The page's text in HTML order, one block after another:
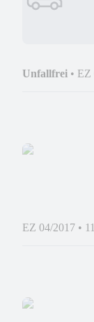
Unfallfrei • EZ
EZ 04/2017 •